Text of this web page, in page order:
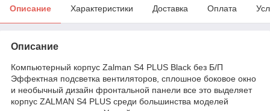
Описание Характеристики Доставка Оплата
Описание
Компьютерный корпус Zalman S4 PLUS Black без Б/П
Эффектная подсветка вентиляторов, сплошное боковое окно
и необычный дизайн фронтальной панели все это выделяет
корпус ZALMAN S4 PLUS среди большинства моделей